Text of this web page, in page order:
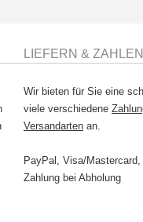
LIEFERN & ZAHLEN
Wir bieten für Sie eine
viele verschiedene
Versandarten an.
PayPal, Visa/Mastercard,
Zahlung bei Abholung